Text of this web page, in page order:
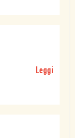
Leggi